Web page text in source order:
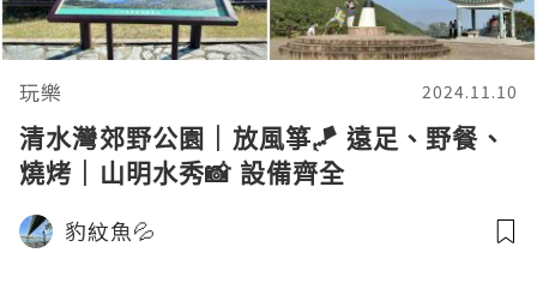
玩樂 2024.11.10
清水灣郊野公園｜放風箏🪁 遠足、野餐、
燒烤｜山明水秀📸 設備齊全
豹紋魚💦